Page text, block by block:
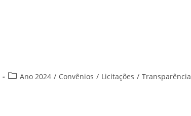
Categoria
Ano 2024 / Convênios / Licitações / Transparência